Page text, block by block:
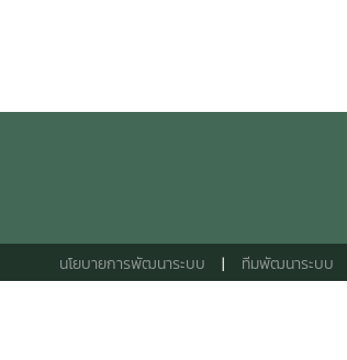
นโยบายการพัฒนาระบบ | ทีมพัฒนาระบบ